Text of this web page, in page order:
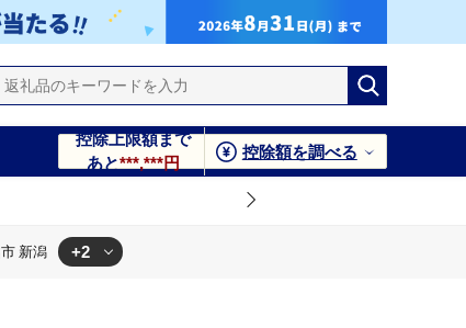
控除上限額まで
あと***,***円
控除額を調べる
新潟 +2